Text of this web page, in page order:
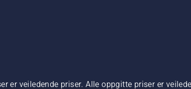
er veiledende priser. Alle oppgitte priser er